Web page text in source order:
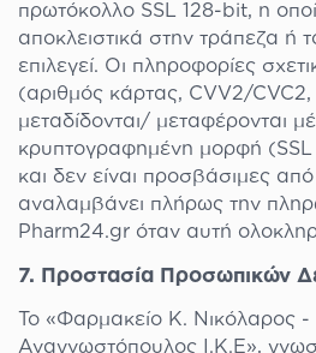
πρωτόκολλο SSL 128-bit, η
αποκλειστικά στην τράπεζα ή
επιλεγεί. Οι πληροφορίες
(αριθμός κάρτας, CVV2/
μεταδίδονται/ μεταφέρονται
κρυπτογραφημένη μορφή
και δεν είναι προσβάσιμες
αναλαμβάνει πλήρως την
Pharm24.gr όταν αυτή
7. Προστασία Προσωπικών
Το «Φαρμακείο Κ. Νικόλαρος
Αναγνωστόπουλος Ι.Κ.Ε»,